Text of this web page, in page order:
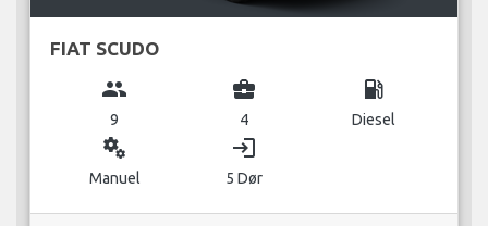
FIAT SCUDO
group
9
business_center
4
local_gas_station
Diesel
miscellaneous_services
Manuel
login
5 Dør